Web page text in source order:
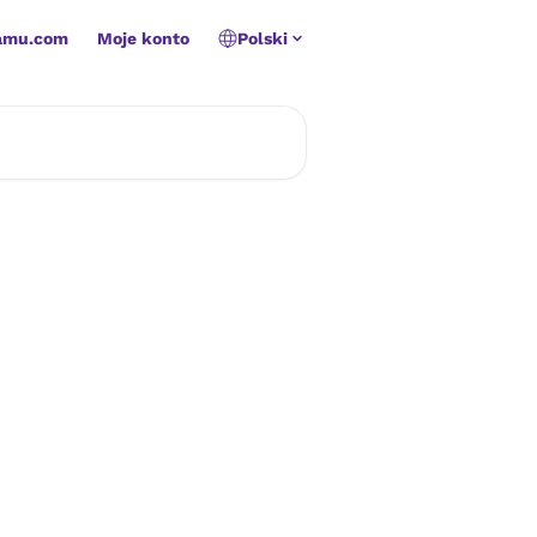
Moje konto Polski